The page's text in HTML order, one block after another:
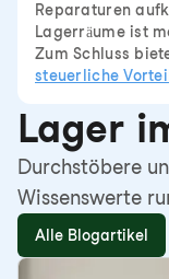
Reparaturen
Lagerräume ist
Zum Schluss
steuerliche
Lager
Durchstöbere
Wissenswerte
Alle Blogartikel